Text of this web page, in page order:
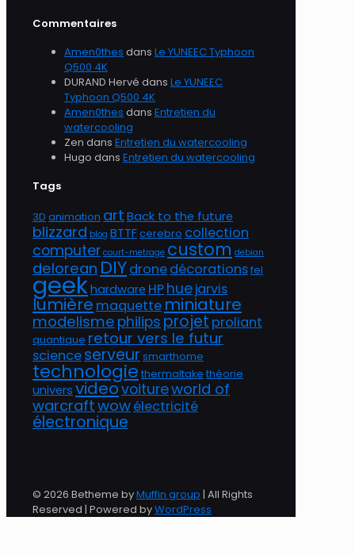
Commentaires
Amen0thes dans Le YUNEEC Typhoon
Q500 4K
DURAND Hervé dans Le YUNEEC
Typhoon Q500 4K
Amen0thes dans Entretien du
watercooling
Zen dans Entretien du watercooling
Hugo dans Entretien du watercooling
Tags
3D animation art Back to the future
blizzard blog BTTFcerebro collection
computer court-metrage custom debian
delorean DIYdronedécorationsfel
geekhardware HPhuejarvis
lumière maquette miniature
modelisme philips projet proliant
quantique retour vers le futur
scienceserveur smarthome
technologie thermaltake théorie
univers videovoitureworld of
warcraftwowélectricité
électronique
© 2026 Betheme byMuffin group | All Rights
Reserved | Powered byWordPress